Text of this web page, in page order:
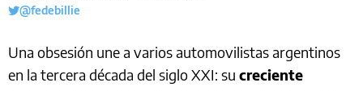
@fedebillie
Una obsesión une a varios automovilistas argentinos
en la tercera década del siglo XXI: su creciente